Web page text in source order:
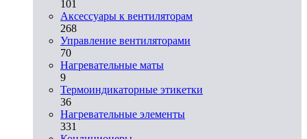
101
Аксессуары к вентиляторам
268
Управление вентиляторами
70
Нагревательные маты
9
Термоиндикаторные этикетки
36
Нагревательные элементы
331